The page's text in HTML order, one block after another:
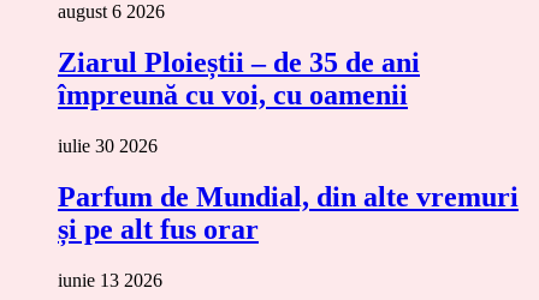
august 6 2026
Ziarul Ploieștii – de 35 de ani
împreună cu voi, cu oamenii
iulie 30 2026
Parfum de Mundial, din alte vremuri
și pe alt fus orar
iunie 13 2026